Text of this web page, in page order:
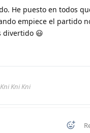
He puesto en todos
empiece el partido
divertido 😃
Kni Kni